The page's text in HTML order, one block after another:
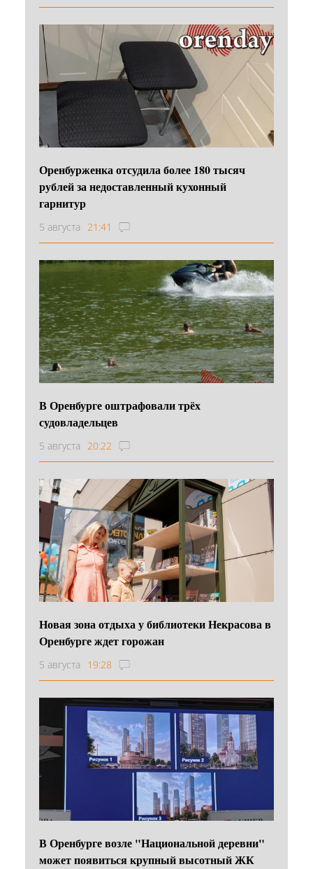
Оренбурженка отсудила более 180 тысяч
рублей за недоставленный кухонный
гарнитур
5 августа 21:41
В Оренбурге оштрафовали трёх
судовладельцев
5 августа 20:22
Новая зона отдыха у библиотеки Некрасова в
Оренбурге ждет горожан
5 августа 19:28
В Оренбурге возле "Национальной деревни"
может появиться крупный высотный ЖК